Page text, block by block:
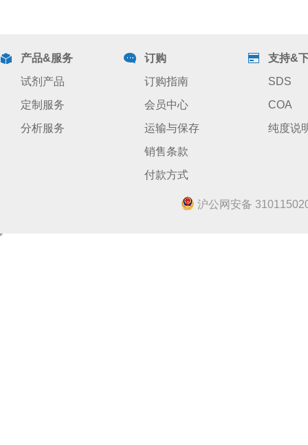
产品&服务
试剂产品
定制服务
分析服务
订购
订购指南
会员中心
运输与保存
销售条款
付款方式
支持&
SDS
COA
纯度说
沪公网安备